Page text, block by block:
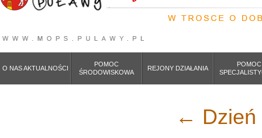
O NAS AKTUALNOŚCI
POMOC
ŚRODOWISKOWA
REJONY DZIAŁANIA
POMOC
←